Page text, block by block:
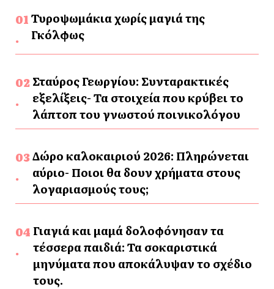
Τυροψωμάκια χωρίς μαγιά της
Γκόλφως
Σταύρος Γεωργίου: Συνταρακτικές
εξελίξεις- Τα στοιχεία που κρύβει το
λάπτοπ του γνωστού ποινικολόγου
Δώρο καλοκαιριού 2026: Πληρώνεται
αύριο- Ποιοι θα δουν χρήματα στους
λογαριασμούς τους;
Γιαγιά και μαμά δολοφόνησαν τα
τέσσερα παιδιά: Τα σοκαριστικά
μηνύματα που αποκάλυψαν το σχέδιο
τους.